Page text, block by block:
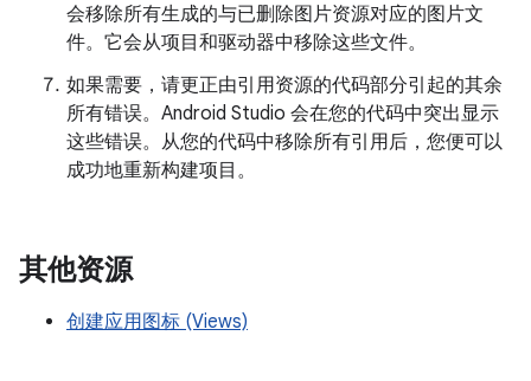
会移除所有生成的与已删除图片资源对应的图片文
件。它会从项目和驱动器中移除这些文件。
如果需要，请更正由引用资源的代码部分引起的其余
所有错误。Android Studio 会在您的代码中突出显示
这些错误。从您的代码中移除所有引用后，您便可以
成功地重新构建项目。
其他资源
创建应用图标 (Views)